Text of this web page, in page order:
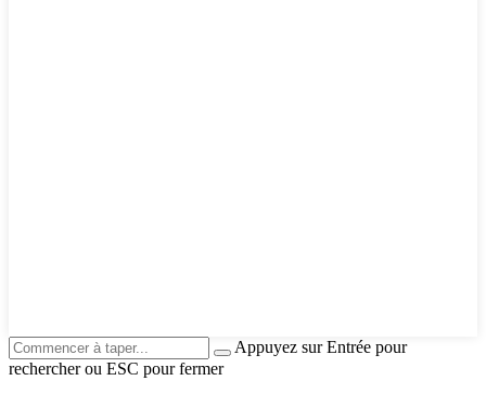
Appuyez sur Entrée pour
rechercher ou ESC pour fermer